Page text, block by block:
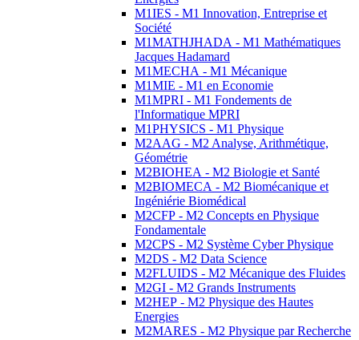
M1IES - M1 Innovation, Entreprise et
Société
M1MATHJHADA - M1 Mathématiques
Jacques Hadamard
M1MECHA - M1 Mécanique
M1MIE - M1 en Economie
M1MPRI - M1 Fondements de
l'Informatique MPRI
M1PHYSICS - M1 Physique
M2AAG - M2 Analyse, Arithmétique,
Géométrie
M2BIOHEA - M2 Biologie et Santé
M2BIOMECA - M2 Biomécanique et
Ingéniérie Biomédical
M2CFP - M2 Concepts en Physique
Fondamentale
M2CPS - M2 Système Cyber Physique
M2DS - M2 Data Science
M2FLUIDS - M2 Mécanique des Fluides
M2GI - M2 Grands Instruments
M2HEP - M2 Physique des Hautes
Energies
M2MARES - M2 Physique par Recherche